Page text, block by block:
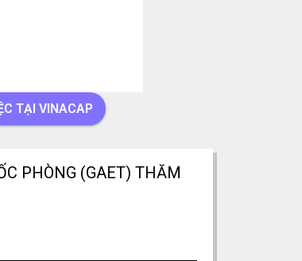
TẠI VINACAP
PHÒNG (GAET) THĂM